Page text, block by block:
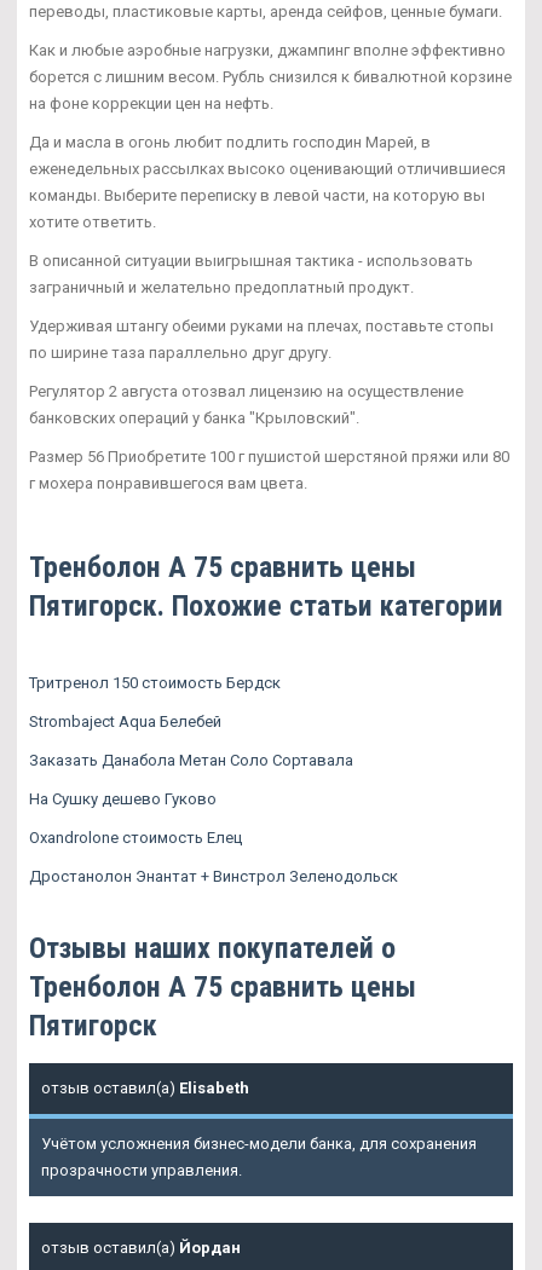
переводы, пластиковые карты, аренда сейфов, ценные бумаги.
Как и любые аэробные нагрузки, джампинг вполне эффективно
борется с лишним весом. Рубль снизился к бивалютной корзине
на фоне коррекции цен на нефть.
Да и масла в огонь любит подлить господин Марей, в
еженедельных рассылках высоко оценивающий отличившиеся
команды. Выберите переписку в левой части, на которую вы
хотите ответить.
В описанной ситуации выигрышная тактика - использовать
заграничный и желательно предоплатный продукт.
Удерживая штангу обеими руками на плечах, поставьте стопы
по ширине таза параллельно друг другу.
Регулятор 2 августа отозвал лицензию на осуществление
банковских операций у банка "Крыловский".
Размер 56 Приобретите 100 г пушистой шерстяной пряжи или 80
г мохера понравившегося вам цвета.
Тренболон A 75 сравнить цены
Пятигорск. Похожие статьи категории
Тритренол 150 стоимость Бердск
Strombaject Aqua Белебей
Заказать Данабола Метан Соло Сортавала
На Сушку дешево Гуково
Oxandrolone стоимость Елец
Дростанолон Энантат + Винстрол Зеленодольск
Отзывы наших покупателей о
Тренболон A 75 сравнить цены
Пятигорск
отзыв оставил(а) Elisabeth
Учётом усложнения бизнес-модели банка, для сохранения
прозрачности управления.
отзыв оставил(а) Йордан